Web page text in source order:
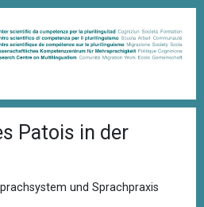
Patois in der
und Sprachpraxis